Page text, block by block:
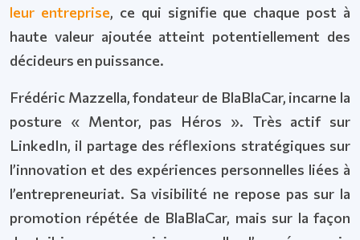
leur entreprise, ce qui signifie que chaque post à
haute valeur ajoutée atteint potentiellement des
décideurs en puissance.
Frédéric Mazzella, fondateur de BlaBlaCar, incarne la
posture « Mentor, pas Héros ». Très actif sur
LinkedIn, il partage des réflexions stratégiques sur
l’innovation et des expériences personnelles liées à
l’entrepreneuriat. Sa visibilité ne repose pas sur la
promotion répétée de BlaBlaCar, mais sur la façon